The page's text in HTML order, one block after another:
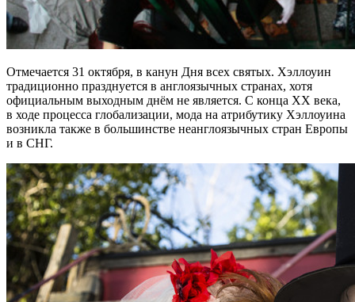
Отмечается 31 октября, в канун Дня всех святых. Хэллоуин
традиционно празднуется в англоязычных странах, хотя
официальным выходным днём не является. С конца XX века,
в ходе процесса глобализации, мода на атрибутику Хэллоуина
возникла также в большинстве неанглоязычных стран Европы
и в СНГ.